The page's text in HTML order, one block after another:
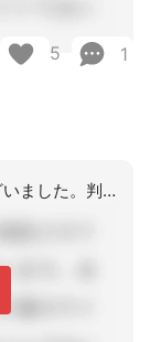
5 1
パディントンさん、返信ありがとうございました。判断能力はある程度ありますが、文盲